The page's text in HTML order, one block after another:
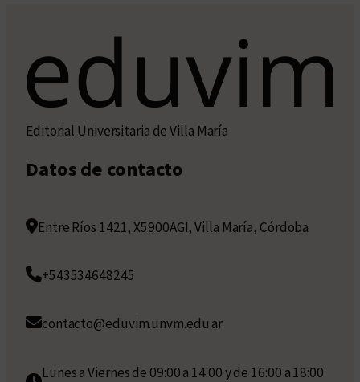
Editorial Universitaria de Villa María
Datos de contacto
Entre Ríos 1421, X5900AGI, Villa María, Córdoba
+543534648245
contacto@eduvim.unvm.edu.ar
Lunes a Viernes de 09:00 a 14:00 y de 16:00 a 18:00